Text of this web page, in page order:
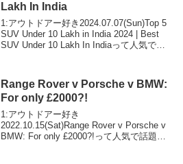
Lakh In India
1:アウトドアー好き2024.07.07(Sun)Top 5
SUV Under 10 Lakh in India 2024 | Best
SUV Under 10 Lakh In Indiaって人気で話
Range Rover v Porsche v BMW:
For only £2000?!
1:アウトドアー好き
2022.10.15(Sat)Range Rover v Porsche v
BMW: For only £2000?!って人気で話題ら